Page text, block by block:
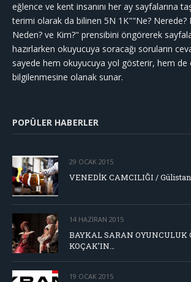
eğlence ve kent insanını her ay sayfalarına
terimi olarak da bilinen 5N 1K""Ne? Nerede?
Neden? ve Kim?" prensibini öngörerek
hazırlarken okuyucuya soracağı soruların
sayede hem okuyucuya yol gösterir, hem de
bilgilenmesine olanak sunar.
POPÜLER HABERLER
29 OCAK 2015
VENEDİK CAMCILIĞI /
14 HAZIRAN 2015
BAYKAL SARAN OYUNCULUK
KOÇAK’IN…
19 OCAK 2015